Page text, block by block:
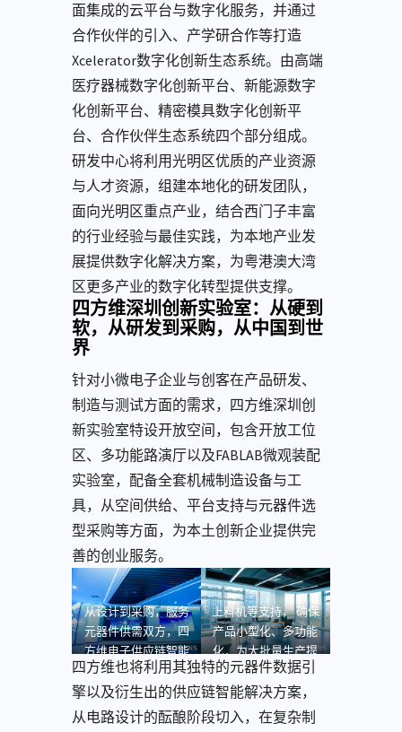
面集成的云平台与数字化服务，并通过
合作伙伴的引入、产学研合作等打造
Xcelerator数字化创新生态系统。由高端
医疗器械数字化创新平台、新能源数字
化创新平台、精密模具数字化创新平
台、合作伙伴生态系统四个部分组成。
研发中心将利用光明区优质的产业资源
与人才资源，组建本地化的研发团队，
面向光明区重点产业，结合西门子丰富
的行业经验与最佳实践，为本地产业发
展提供数字化解决方案，为粤港澳大湾
区更多产业的数字化转型提供支撑。
四方维深圳创新实验室：从硬到
软，从研发到采购，从中国到世
界
针对小微电子企业与创客在产品研发、
制造与测试方面的需求，四方维深圳创
新实验室特设开放空间，包含开放工位
区、多功能路演厅以及FABLAB微观装配
实验室，配备全套机械制造设备与工
具，从空间供给、平台支持与元器件选
型采购等方面，为本土创新企业提供完
善的创业服务。
从设计到采购，服务
元器件供需双方，四
方维电子供应链智能
方案赋能
上料机等支持， 确保
产品小型化、多功能
化，为大批量生产提
供条件
四方维也将利用其独特的元器件数据引
擎以及衍生出的供应链智能解决方案，
从电路设计的酝酿阶段切入，在复杂制